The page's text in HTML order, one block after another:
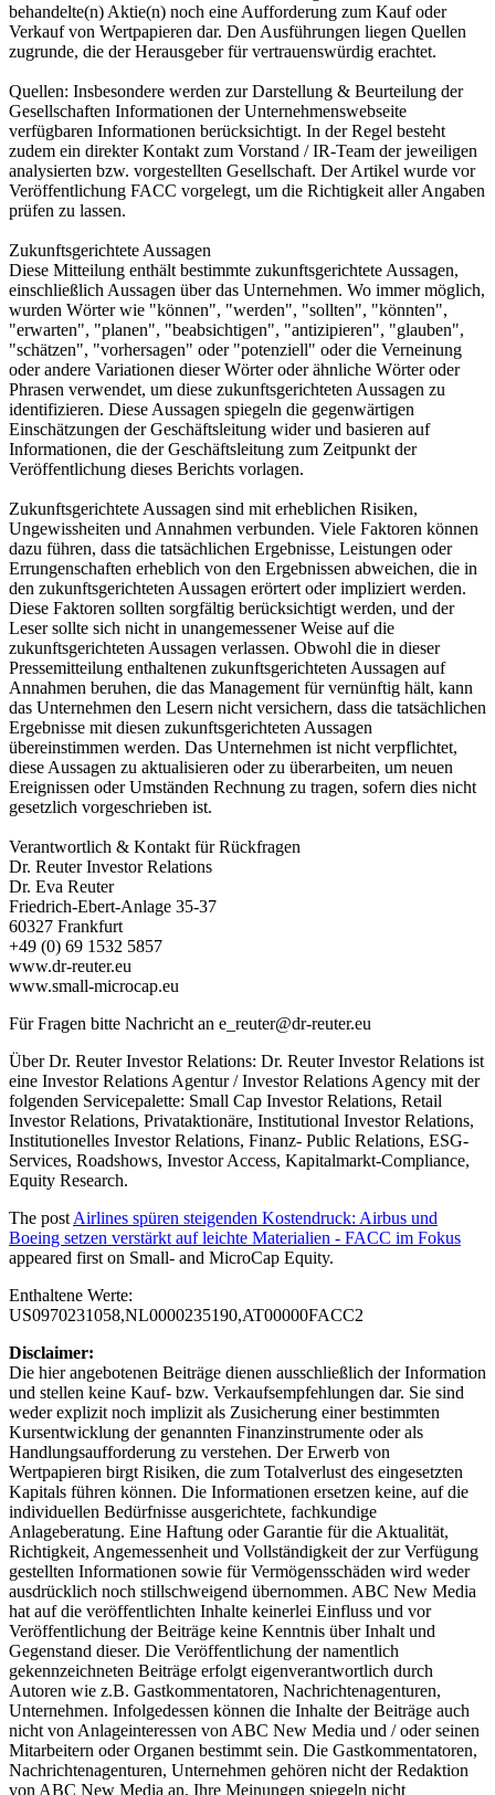
behandelte(n) Aktie(n) noch eine Aufforderung zum Kauf oder
Verkauf von Wertpapieren dar. Den Ausführungen liegen Quellen
zugrunde, die der Herausgeber für vertrauenswürdig erachtet.
Quellen: Insbesondere werden zur Darstellung & Beurteilung der
Gesellschaften Informationen der Unternehmenswebseite
verfügbaren Informationen berücksichtigt. In der Regel besteht
zudem ein direkter Kontakt zum Vorstand / IR-Team der jeweiligen
analysierten bzw. vorgestellten Gesellschaft. Der Artikel wurde vor
Veröffentlichung FACC vorgelegt, um die Richtigkeit aller Angaben
prüfen zu lassen.
Zukunftsgerichtete Aussagen
Diese Mitteilung enthält bestimmte zukunftsgerichtete Aussagen,
einschließlich Aussagen über das Unternehmen. Wo immer möglich,
wurden Wörter wie "können", "werden", "sollten", "könnten",
"erwarten", "planen", "beabsichtigen", "antizipieren", "glauben",
"schätzen", "vorhersagen" oder "potenziell" oder die Verneinung
oder andere Variationen dieser Wörter oder ähnliche Wörter oder
Phrasen verwendet, um diese zukunftsgerichteten Aussagen zu
identifizieren. Diese Aussagen spiegeln die gegenwärtigen
Einschätzungen der Geschäftsleitung wider und basieren auf
Informationen, die der Geschäftsleitung zum Zeitpunkt der
Veröffentlichung dieses Berichts vorlagen.
Zukunftsgerichtete Aussagen sind mit erheblichen Risiken,
Ungewissheiten und Annahmen verbunden. Viele Faktoren können
dazu führen, dass die tatsächlichen Ergebnisse, Leistungen oder
Errungenschaften erheblich von den Ergebnissen abweichen, die in
den zukunftsgerichteten Aussagen erörtert oder impliziert werden.
Diese Faktoren sollten sorgfältig berücksichtigt werden, und der
Leser sollte sich nicht in unangemessener Weise auf die
zukunftsgerichteten Aussagen verlassen. Obwohl die in dieser
Pressemitteilung enthaltenen zukunftsgerichteten Aussagen auf
Annahmen beruhen, die das Management für vernünftig hält, kann
das Unternehmen den Lesern nicht versichern, dass die tatsächlichen
Ergebnisse mit diesen zukunftsgerichteten Aussagen
übereinstimmen werden. Das Unternehmen ist nicht verpflichtet,
diese Aussagen zu aktualisieren oder zu überarbeiten, um neuen
Ereignissen oder Umständen Rechnung zu tragen, sofern dies nicht
gesetzlich vorgeschrieben ist.
Verantwortlich & Kontakt für Rückfragen
Dr. Reuter Investor Relations
Dr. Eva Reuter
Friedrich-Ebert-Anlage 35-37
60327 Frankfurt
+49 (0) 69 1532 5857
www.dr-reuter.eu
www.small-microcap.eu
Für Fragen bitte Nachricht an e_reuter@dr-reuter.eu
Über Dr. Reuter Investor Relations: Dr. Reuter Investor Relations ist
eine Investor Relations Agentur / Investor Relations Agency mit der
folgenden Servicepalette: Small Cap Investor Relations, Retail
Investor Relations, Privataktionäre, Institutional Investor Relations,
Institutionelles Investor Relations, Finanz- Public Relations, ESG-
Services, Roadshows, Investor Access, Kapitalmarkt-Compliance,
Equity Research.
The post Airlines spüren steigenden Kostendruck: Airbus und
Boeing setzen verstärkt auf leichte Materialien - FACC im Fokus
appeared first on Small- and MicroCap Equity.
Enthaltene Werte:
US0970231058,NL0000235190,AT00000FACC2
Disclaimer:
Die hier angebotenen Beiträge dienen ausschließlich der Information
und stellen keine Kauf- bzw. Verkaufsempfehlungen dar. Sie sind
weder explizit noch implizit als Zusicherung einer bestimmten
Kursentwicklung der genannten Finanzinstrumente oder als
Handlungsaufforderung zu verstehen. Der Erwerb von
Wertpapieren birgt Risiken, die zum Totalverlust des eingesetzten
Kapitals führen können. Die Informationen ersetzen keine, auf die
individuellen Bedürfnisse ausgerichtete, fachkundige
Anlageberatung. Eine Haftung oder Garantie für die Aktualität,
Richtigkeit, Angemessenheit und Vollständigkeit der zur Verfügung
gestellten Informationen sowie für Vermögensschäden wird weder
ausdrücklich noch stillschweigend übernommen. ABC New Media
hat auf die veröffentlichten Inhalte keinerlei Einfluss und vor
Veröffentlichung der Beiträge keine Kenntnis über Inhalt und
Gegenstand dieser. Die Veröffentlichung der namentlich
gekennzeichneten Beiträge erfolgt eigenverantwortlich durch
Autoren wie z.B. Gastkommentatoren, Nachrichtenagenturen,
Unternehmen. Infolgedessen können die Inhalte der Beiträge auch
nicht von Anlageinteressen von ABC New Media und / oder seinen
Mitarbeitern oder Organen bestimmt sein. Die Gastkommentatoren,
Nachrichtenagenturen, Unternehmen gehören nicht der Redaktion
von ABC New Media an. Ihre Meinungen spiegeln nicht